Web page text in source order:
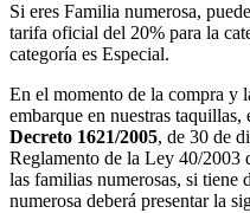
Si eres Familia numerosa,
tarifa oficial del 20% para la
categoría es Especial.
En el momento de la compra y
embarque en nuestras
Decreto 1621/2005, de 30 de
Reglamento de la Ley 40/2003
las familias numerosas, si
numerosa deberá presentar la